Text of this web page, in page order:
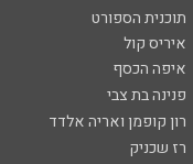
תוכנית הספורט
איריס קול
איפה הכסף
פנינה בת צבי
רון קופמן ואריה אלדד
רז שכניק